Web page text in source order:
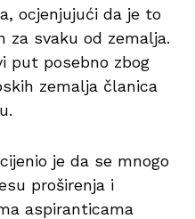
ocjenjujući da je to
za svaku od zemalja.
put posebno zbog
zemalja članica
je da se mnogo
proširenja i
aspiranticama